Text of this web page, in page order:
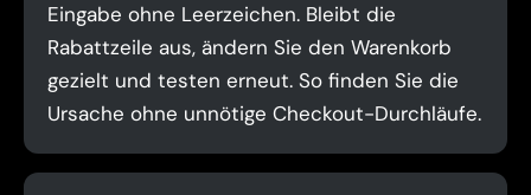
Eingabe ohne Leerzeichen. Bleibt die
Rabattzeile aus, ändern Sie den Warenkorb
gezielt und testen erneut. So finden Sie die
Ursache ohne unnötige Checkout-Durchläufe.